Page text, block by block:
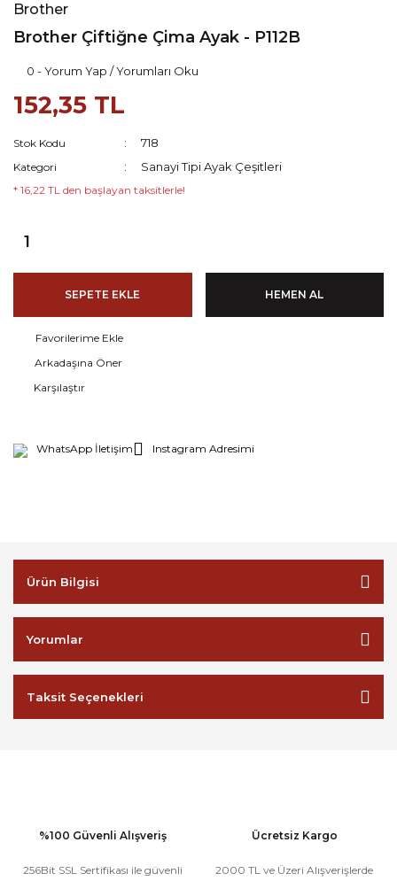
Brother
Brother Çiftiğne Çima Ayak - P112B
0 - Yorum Yap / Yorumları Oku
152,35 TL
Stok Kodu 718
Kategori Sanayi Tipi Ayak Çeşitleri
* 16,22 TL den başlayan taksitlerle!
SEPETE EKLE HEMEN AL
Arkadaşına Öner
Karşılaştır
WhatsApp İletişim Instagram Adresimi
Ürün Bilgisi
Yorumlar
Taksit Seçenekleri
%100 Güvenli Alışveriş
256Bit SSL Sertifikası ile güvenli
Ücretsiz Kargo
2000 TL ve Üzeri Alışverişlerde